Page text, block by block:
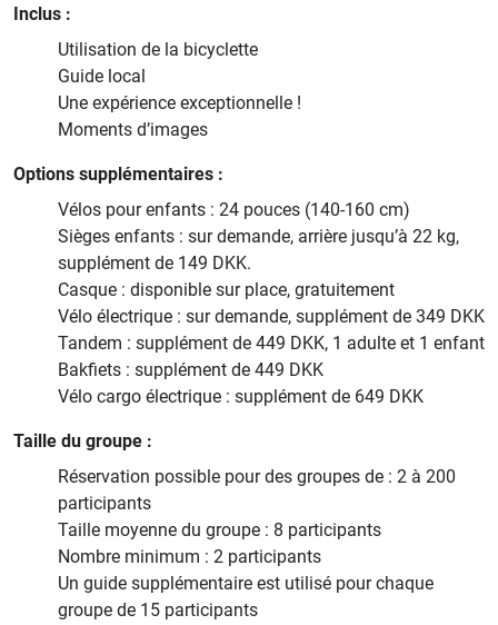
Inclus :
Utilisation de la bicyclette
Guide local
Une expérience exceptionnelle !
Moments d’images
Options supplémentaires :
Vélos pour enfants : 24 pouces (140-160 cm)
Sièges enfants : sur demande, arrière jusqu’à 22 kg,
supplément de 149 DKK.
Casque : disponible sur place, gratuitement
Vélo électrique : sur demande, supplément de 349 DKK
Tandem : supplément de 449 DKK, 1 adulte et 1 enfant
Bakfiets : supplément de 449 DKK
Vélo cargo électrique : supplément de 649 DKK
Taille du groupe :
Réservation possible pour des groupes de : 2 à 200
participants
Taille moyenne du groupe : 8 participants
Nombre minimum : 2 participants
Un guide supplémentaire est utilisé pour chaque
groupe de 15 participants